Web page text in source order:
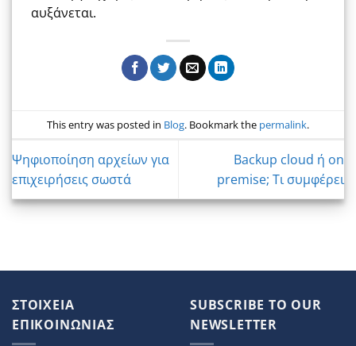
αυξάνεται.
This entry was posted in Blog. Bookmark the permalink.
Ψηφιοποίηση αρχείων για
επιχειρήσεις σωστά
Backup cloud ή on
premise; Τι συμφέρει
ΣΤΟΙΧΕΙΑ
ΕΠΙΚΟΙΝΩΝΙΑΣ
SUBSCRIBE TO OUR
NEWSLETTER